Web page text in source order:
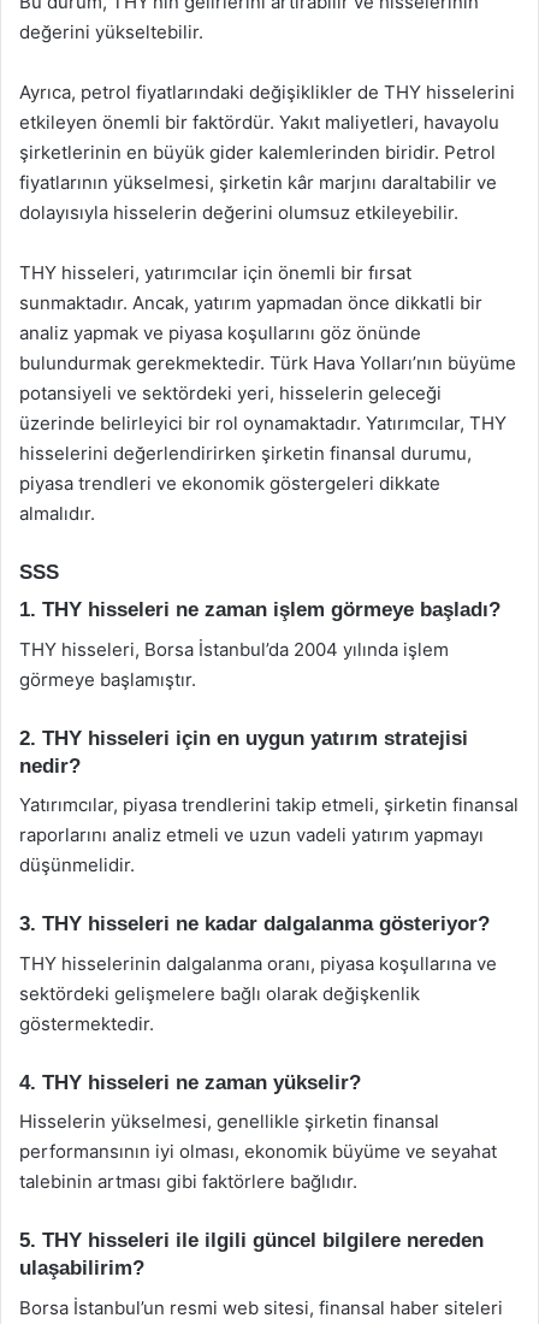
değerini yükseltebilir.
Ayrıca, petrol fiyatlarındaki değişiklikler de THY hisselerini
etkileyen önemli bir faktördür. Yakıt maliyetleri, havayolu
şirketlerinin en büyük gider kalemlerinden biridir. Petrol
fiyatlarının yükselmesi, şirketin kâr marjını daraltabilir ve
dolayısıyla hisselerin değerini olumsuz etkileyebilir.
THY hisseleri, yatırımcılar için önemli bir fırsat
sunmaktadır. Ancak, yatırım yapmadan önce dikkatli bir
analiz yapmak ve piyasa koşullarını göz önünde
bulundurmak gerekmektedir. Türk Hava Yolları’nın büyüme
potansiyeli ve sektördeki yeri, hisselerin geleceği
üzerinde belirleyici bir rol oynamaktadır. Yatırımcılar, THY
hisselerini değerlendirirken şirketin finansal durumu,
piyasa trendleri ve ekonomik göstergeleri dikkate
almalıdır.
SSS
1. THY hisseleri ne zaman işlem görmeye başladı?
THY hisseleri, Borsa İstanbul’da 2004 yılında işlem
görmeye başlamıştır.
2. THY hisseleri için en uygun yatırım stratejisi
nedir?
Yatırımcılar, piyasa trendlerini takip etmeli, şirketin finansal
raporlarını analiz etmeli ve uzun vadeli yatırım yapmayı
düşünmelidir.
3. THY hisseleri ne kadar dalgalanma gösteriyor?
THY hisselerinin dalgalanma oranı, piyasa koşullarına ve
sektördeki gelişmelere bağlı olarak değişkenlik
göstermektedir.
4. THY hisseleri ne zaman yükselir?
Hisselerin yükselmesi, genellikle şirketin finansal
performansının iyi olması, ekonomik büyüme ve seyahat
talebinin artması gibi faktörlere bağlıdır.
5. THY hisseleri ile ilgili güncel bilgilere nereden
ulaşabilirim?
Borsa İstanbul’un resmi web sitesi, finansal haber siteleri